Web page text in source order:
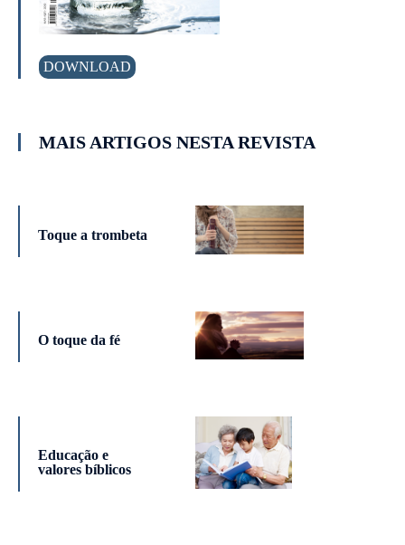
DOWNLOAD
MAIS ARTIGOS NESTA REVISTA
Toque a trombeta
O toque da fé
Educação e
valores bíblicos